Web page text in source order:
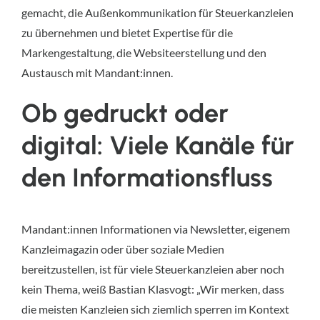
gemacht, die Außenkommunikation für Steuerkanzleien
zu übernehmen und bietet Expertise für die
Markengestaltung, die Websiteerstellung und den
Austausch mit Mandant:innen.
Ob gedruckt oder
digital: Viele Kanäle für
den Informationsfluss
Mandant:innen Informationen via Newsletter, eigenem
Kanzleimagazin oder über soziale Medien
bereitzustellen, ist für viele Steuerkanzleien aber noch
kein Thema, weiß Bastian Klasvogt: „Wir merken, dass
die meisten Kanzleien sich ziemlich sperren im Kontext